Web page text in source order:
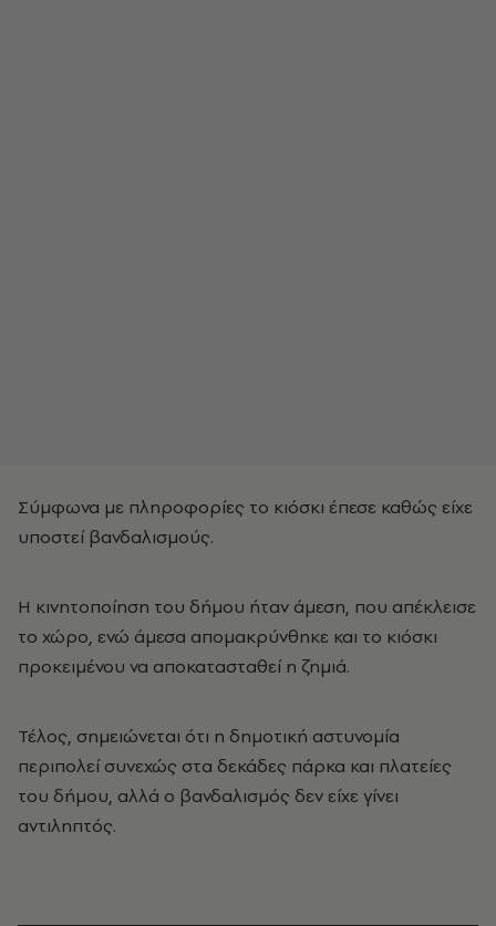
Σύμφωνα με πληροφορίες το κιόσκι έπεσε καθώς είχε
υποστεί βανδαλισμούς.
Η κινητοποίηση του δήμου ήταν άμεση, που απέκλεισε
το χώρο, ενώ άμεσα απομακρύνθηκε και το κιόσκι
προκειμένου να αποκατασταθεί η ζημιά.
Τέλος, σημειώνεται ότι η δημοτική αστυνομία
περιπολεί συνεχώς στα δεκάδες πάρκα και πλατείες
του δήμου, αλλά ο βανδαλισμός δεν είχε γίνει
αντιληπτός.